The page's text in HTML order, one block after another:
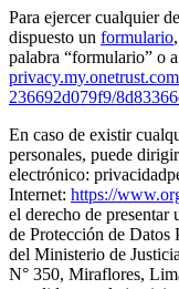
Para ejercer cualquier
dispuesto un formulario
palabra “formulario” o
236692d079f9/
En caso de existir
personales, puede
electrónico:
Internet: https://
el derecho de
de Protección de Datos
del Ministerio de
N° 350, Miraflores,